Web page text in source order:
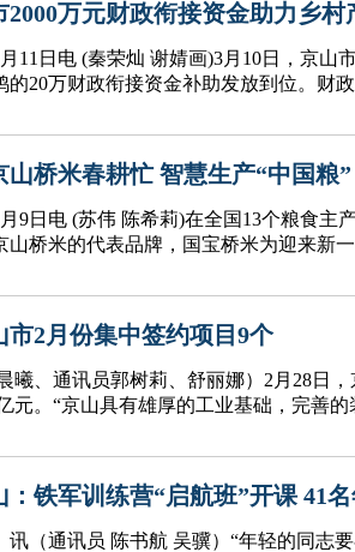
2000万元财政衔接资金助力乡村
日电 (秦荣灿 谢婧画)3月10日，京山
的20万财政衔接资金补助发放到位。财
山桥米春耕忙 智慧生产“中国粮”
电 (苏伟 陈希莉)在全国13个粮食主
山桥米的代表品牌，国宝桥米为迎来新
市2月份集中签约项目9个
曦、通讯员郭树莉、舒丽娜）2月28日
元。“京山具有雄厚的工业基础，完善
：铁军训练营“启航班”开课 41
（通讯员 陈书航 吴骥）“年轻的同志